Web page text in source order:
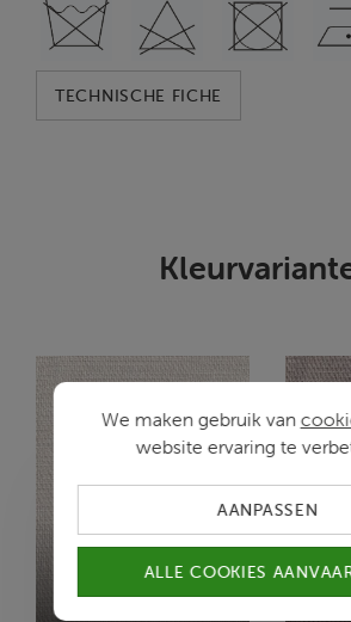
TECHNISCHE FICHE
P/PRISTINE
We maken gebruik van
website ervaring te
AANPASSEN
ALLE COOKIES